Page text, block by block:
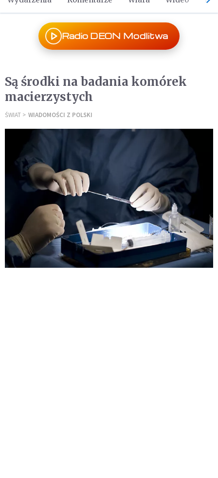
Radio DEON Modlitwa
Są środki na badania komórek
macierzystych
ŚWIAT WIADOMOŚCI Z POLSKI